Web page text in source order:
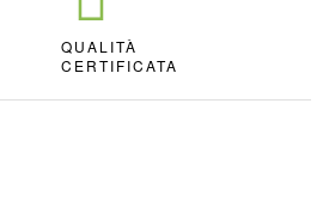
QUALITÀ
CERTIFICATA